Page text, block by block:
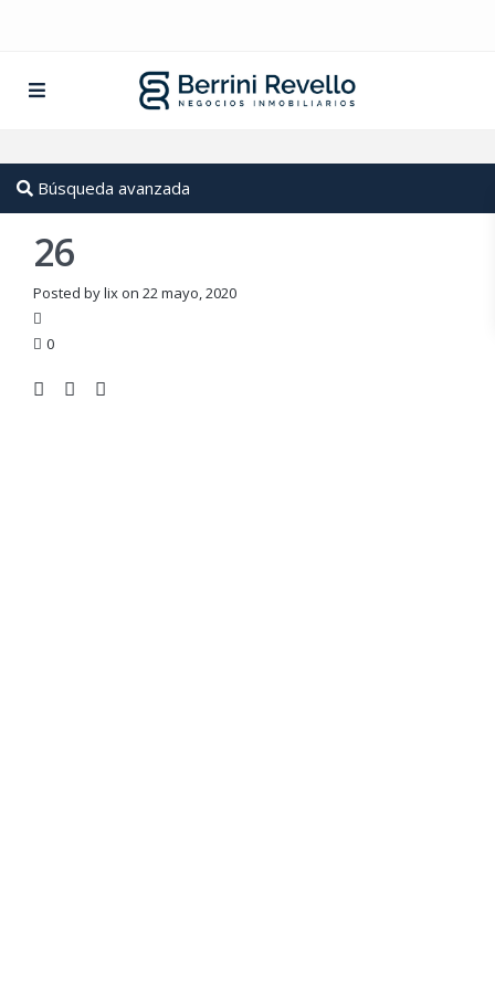
Búsqueda avanzada
26
Posted by lix on 22 mayo, 2020
0